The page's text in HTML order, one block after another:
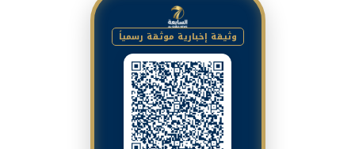
وثيقة إخبارية موثقة رسمياً